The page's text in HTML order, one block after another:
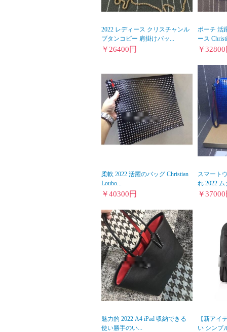
2022 レディース クリスチャンル
ブタンコピー 肩掛けバッ...
￥ 26400円
ポーチ 活
ース
￥32800
柔軟 2022 活躍のバッグ Christian
Loubo...
￥40300円
スマート
れ 2022
￥37000
魅力的 2022 A4 iPad 収納できる
使い勝手のい...
【新アイ
い シンプ